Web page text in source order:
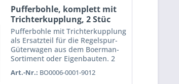
Pufferbohle, komplett mit
Trichterkupplung, 2 Stüc
Pufferbohle mit Trichterkupplung
als Ersatzteil für die Regelspur-
Güterwagen aus dem Boerman-
Sortiment oder Eigenbauten. 2
Art.-Nr.: BO0006-0001-9012